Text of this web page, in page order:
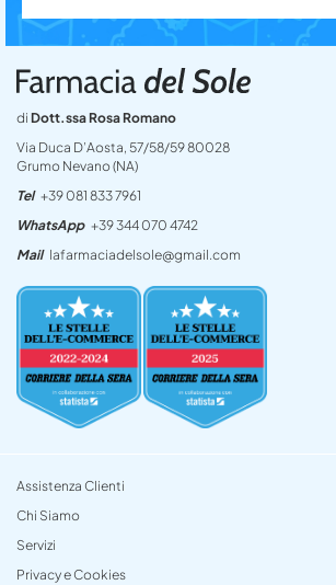
di Dott.ssa Rosa Romano
Via Duca D’Aosta, 57/58/59 80028
Grumo Nevano (NA)
Tel +39 081 833 7961
WhatsApp +39 344 070 4742
Mail lafarmaciadelsole@gmail.com
Assistenza Clienti
Chi Siamo
Servizi
Privacy e Cookies